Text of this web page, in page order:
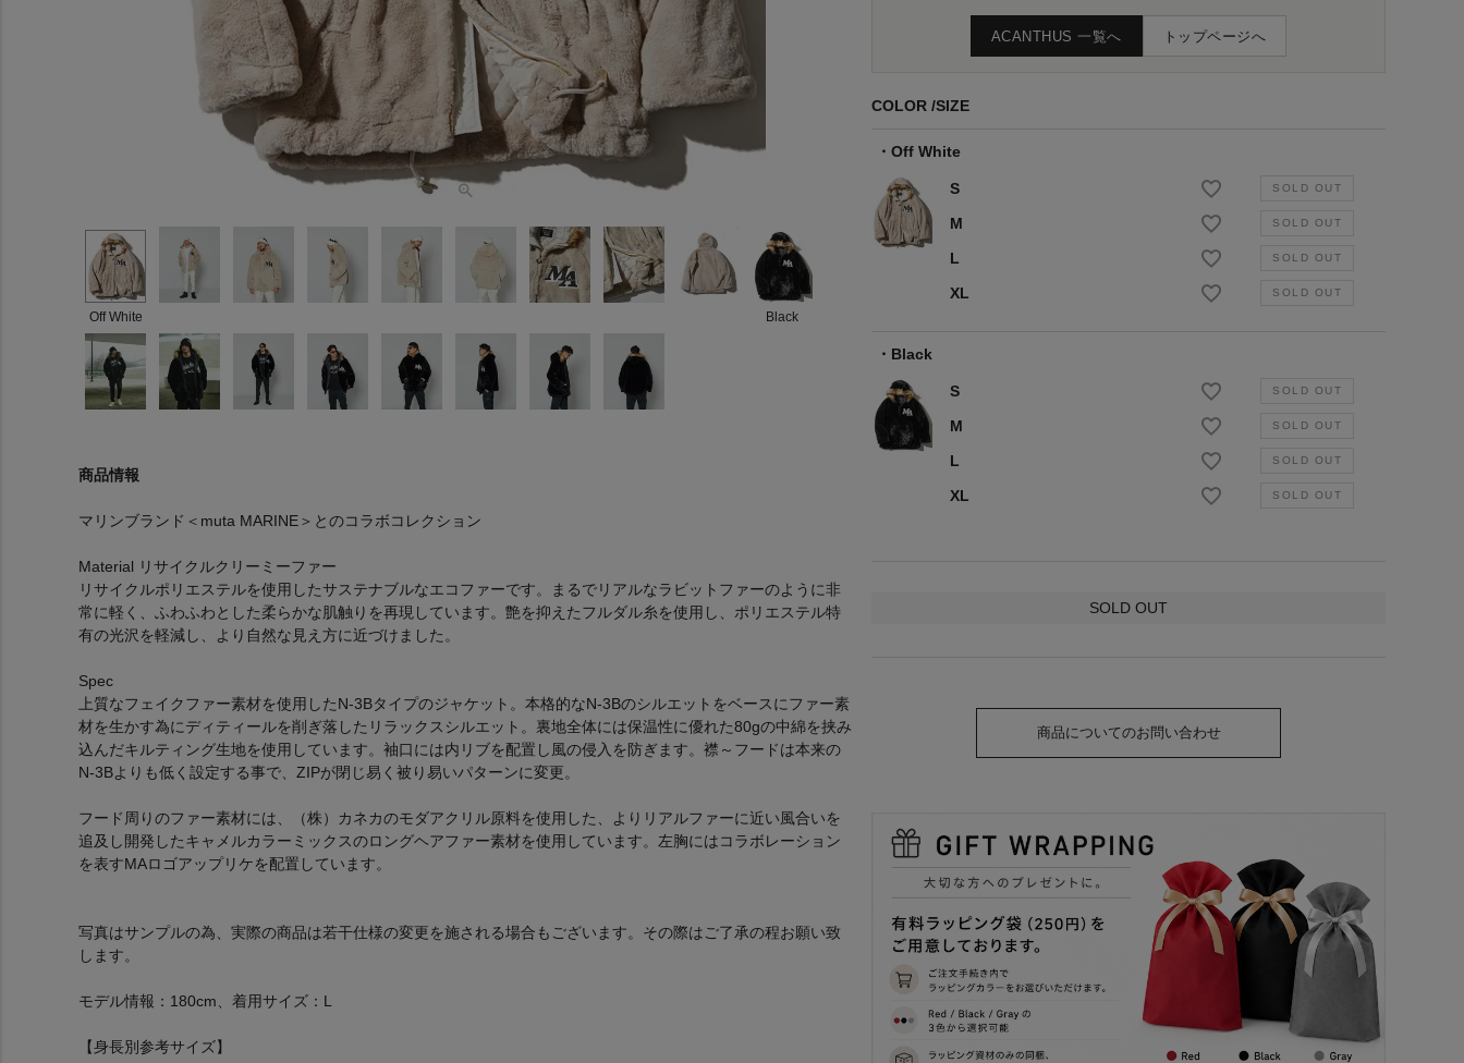
Off White Black
商品情報
マリンブランド＜muta MARINE＞とのコラボコレクション
Material リサイクルクリーミーファー
リサイクルポリエステルを使用したサステナブルなエコファーです。まるでリアルなラビットファーのように非
常に軽く、ふわふわとした柔らかな肌触りを再現しています。艶を抑えたフルダル糸を使用し、ポリエステル特
有の光沢を軽減し、より自然な見え方に近づけました。
Spec
上質なフェイクファー素材を使用したN-3Bタイプのジャケット。本格的なN-3Bのシルエットをベースにファー素
材を生かす為にディティールを削ぎ落したリラックスシルエット。裏地全体には保温性に優れた80gの中綿を挟み
込んだキルティング生地を使用しています。袖口には内リブを配置し風の侵入を防ぎます。襟～フードは本来の
N-3Bよりも低く設定する事で、ZIPが閉じ易く被り易いパターンに変更。
フード周りのファー素材には、（株）カネカのモダアクリル原料を使用した、よりリアルファーに近い風合いを
追及し開発したキャメルカラーミックスのロングヘアファー素材を使用しています。左胸にはコラボレーション
を表すMAロゴアップリケを配置しています。
写真はサンプルの為、実際の商品は若干仕様の変更を施される場合もございます。その際はご了承の程お願い致
します。
モデル情報：180cm、着用サイズ：L
【身長別参考サイズ】
ACANTHUS 一覧へ トップページへ
COLOR SIZE
Off White
S
M
L
XL
Black
S
M
L
XL
SOLD OUT
商品についてのお問い合わせ